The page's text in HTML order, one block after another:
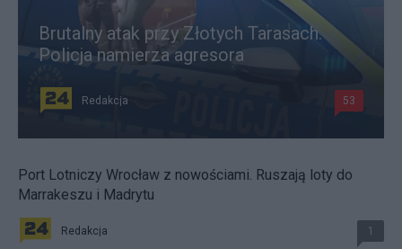
Brutalny atak przy Złotych Tarasach.
Policja namierza agresora
Redakcja 53
Port Lotniczy Wrocław z nowościami. Ruszają loty do
Marrakeszu i Madrytu
Redakcja 1